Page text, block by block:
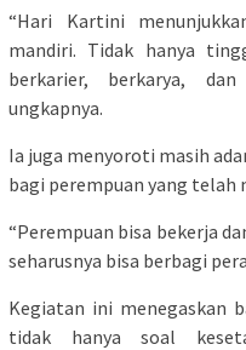
“Hari Kartini
mandiri. Tidak hanya
berkarier, berkarya,
ungkapnya.
Ia juga menyoroti masih
bagi perempuan yang telah
“Perempuan bisa bekerja
seharusnya bisa berbagi
Kegiatan ini menegaskan
tidak hanya soal